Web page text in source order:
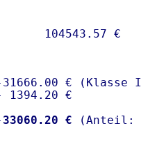
€ (Klasse I)
€
33060.20 €